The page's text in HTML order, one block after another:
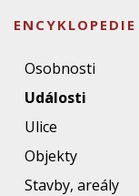
ENCYKLOPEDIE
Osobnosti
Události
Ulice
Objekty
Stavby, areály